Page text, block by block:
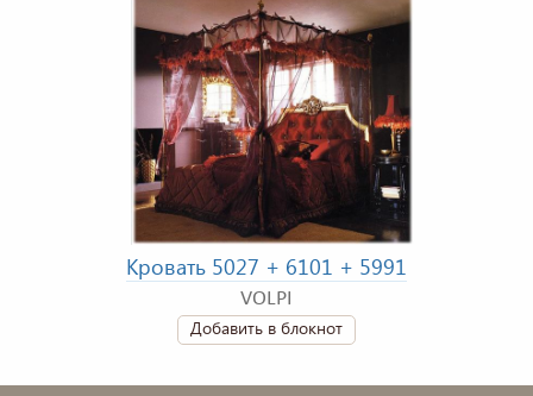
Кровать 5027 + 6101 + 5991
VOLPI
Добавить в блокнот